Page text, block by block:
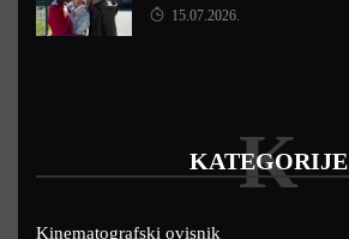
15.07.2026.
KATEGORIJE
K
Kinematografski ovisnik